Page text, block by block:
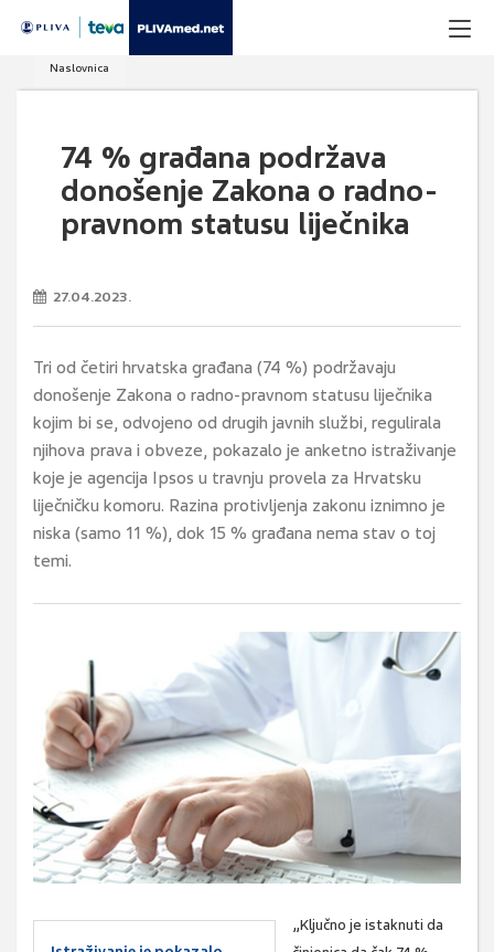
Naslovnica
74 % građana podržava
donošenje Zakona o radno-
pravnom statusu liječnika
27.04.2023.
Tri od četiri hrvatska građana (74 %) podržavaju
donošenje Zakona o radno-pravnom statusu liječnika
kojim bi se, odvojeno od drugih javnih službi, regulirala
njihova prava i obveze, pokazalo je anketno istraživanje
koje je agencija Ipsos u travnju provela za Hrvatsku
liječničku komoru. Razina protivljenja zakonu iznimno je
niska (samo 11 %), dok 15 % građana nema stav o toj
temi.
„Ključno je istaknuti da